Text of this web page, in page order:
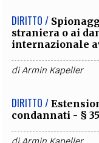
DIRITTO /
straniera o ai
internazionale
diArmin Kapeller
DIRITTO /
condannati - §